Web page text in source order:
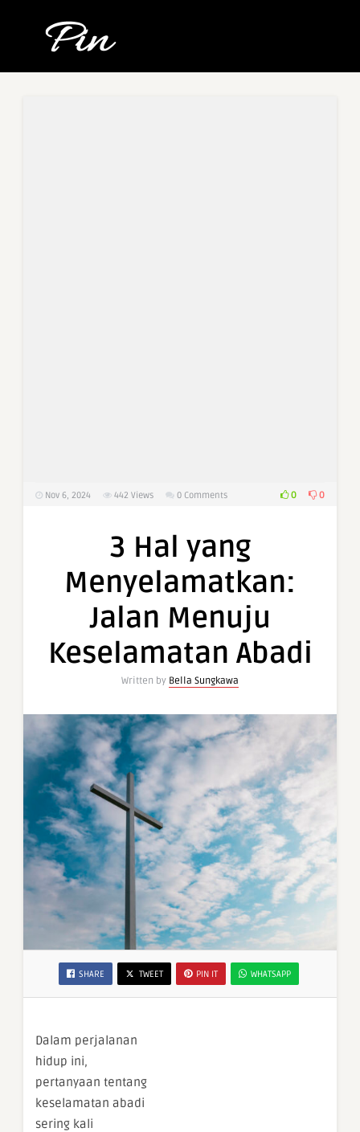
Nov 6, 2024 442 Views 0 Comments 0 0
3 Hal yang
Menyelamatkan:
Jalan Menuju
Keselamatan Abadi
Written by Bella Sungkawa
SHARE TWEET PIN IT WHATSAPP
Dalam perjalanan
hidup ini,
pertanyaan tentang
keselamatan abadi
sering kali